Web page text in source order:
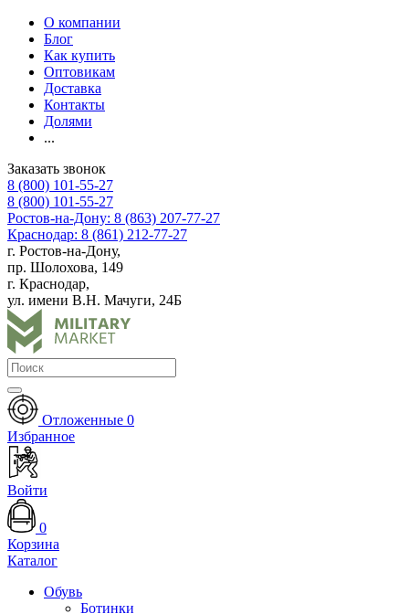
О компании
Блог
Как купить
Оптовикам
Доставка
Контакты
Долями
...
Заказать звонок
8 (800) 101-55-27
8 (800) 101-55-27
Ростов-на-Дону: 8 (863) 207-77-27
Краснодар: 8 (861) 212-77-27
г. Ростов-на-Дону,
пр. Шолохова, 149
г. Краснодар,
ул. имени В.Н. Мачуги, 24Б
Отложенные 0
Избранное
Войти
0
Корзина
Каталог
Обувь
Ботинки